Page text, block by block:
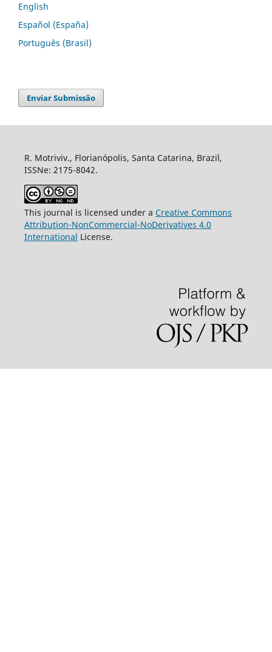
English
Español (España)
Português (Brasil)
Enviar Submissão
R. Motriviv., Florianópolis, Santa Catarina, Brazil,
ISSNe: 2175-8042.
This journal is licensed under a Creative Commons
Attribution-NonCommercial-NoDerivatives 4.0
International License.